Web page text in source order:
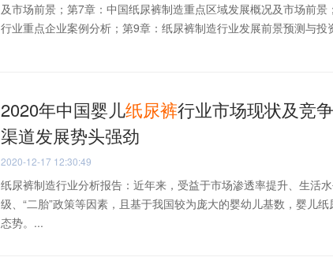
及市场前景；第7章：中国纸尿裤制造重点区域发展概况及市场前景
行业重点企业案例分析；第9章：纸尿裤制造行业发展前景预测与投
2020年中国婴儿纸尿裤行业市场现状及竞
渠道发展势头强劲
2020-12-17 12:30:49
纸尿裤制造行业分析报告：近年来，受益于市场渗透率提升、生活
级、“二胎”政策等因素，且基于我国较为庞大的婴幼儿基数，婴儿
态势。...